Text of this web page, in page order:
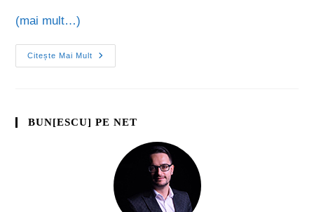
(mai mult…)
Citește Mai Mult
BUN[ESCU] PE NET